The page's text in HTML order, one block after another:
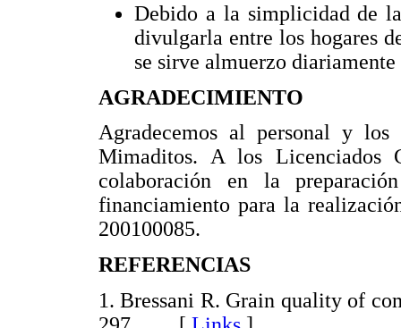
Debido a la simplicidad de
divulgarla entre los hogares
se sirve almuerzo
AGRADECIMIENTO
Agradecemos al personal y
Mimaditos. A los
colaboración en la
financiamiento para la
200100085.
REFERENCIAS
1. Bressani R. Grain quality of